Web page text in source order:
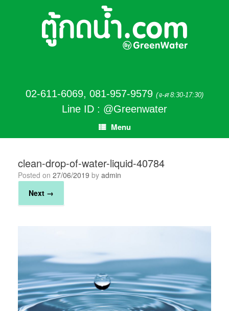
02-611-6069, 081-957-9579 (จ-ศ 8:30-17:30)
Line ID : @Greenwater
Menu
clean-drop-of-water-liquid-40784
Posted on 27/06/2019 by admin
Next →